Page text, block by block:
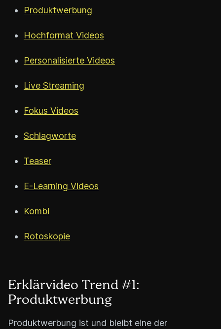
Produktwerbung
Hochformat Videos
Personalisierte Videos
Live Streaming
Fokus Videos
Schlagworte
Teaser
E-Learning Videos
Kombi
Rotoskopie
Erklärvideo Trend #1:
Produktwerbung
Produktwerbung ist und bleibt eine der